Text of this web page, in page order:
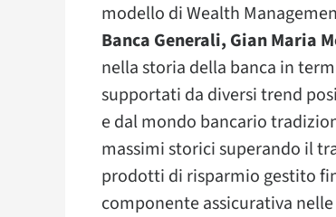
modello di Wealth
Banca Generali, Gian Maria
nella storia della banca in
supportati da diversi trend
e dal mondo bancario
massimi storici superando il
prodotti di risparmio gestito
componente assicurativa